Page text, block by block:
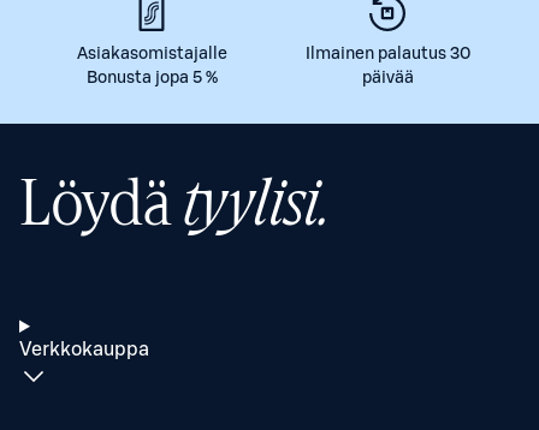
Asiakasomistajalle
Bonusta jopa 5 %
Ilmainen palautus 30
päivää
Löydätyylisi.
Verkkokauppa